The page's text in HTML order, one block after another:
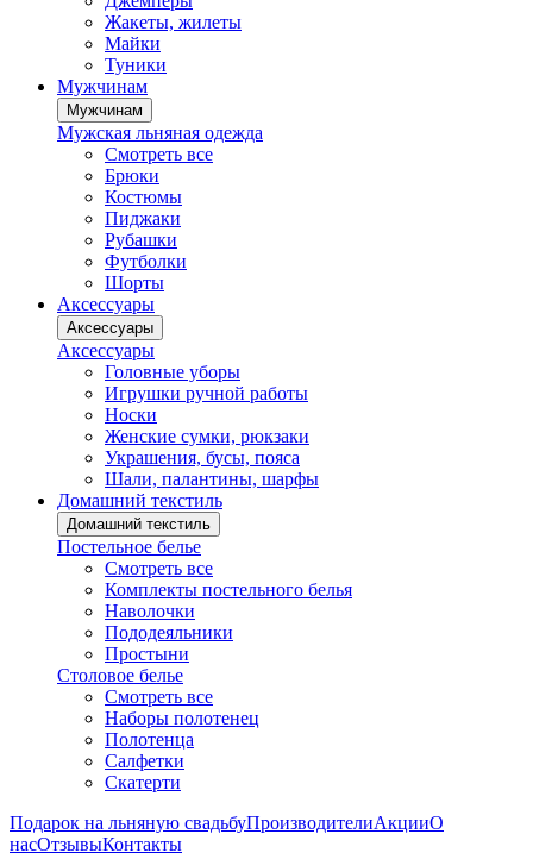
Жакеты, жилеты
Майки
Туники
Мужчинам
Мужчинам
Мужская льняная одежда
Смотреть все
Брюки
Костюмы
Пиджаки
Рубашки
Футболки
Шорты
Аксессуары
Аксессуары
Аксессуары
Головные уборы
Игрушки ручной работы
Носки
Женские сумки, рюкзаки
Украшения, бусы, пояса
Шали, палантины, шарфы
Домашний текстиль
Домашний текстиль
Постельное белье
Смотреть все
Комплекты постельного белья
Наволочки
Пододеяльники
Простыни
Столовое белье
Смотреть все
Наборы полотенец
Полотенца
Салфетки
Скатерти
Подарок на льняную свадьбуПроизводителиАкцииО
насОтзывыКонтакты